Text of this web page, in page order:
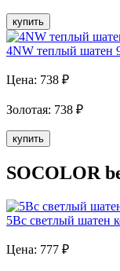
купить
4NW теплый шатен
Цена: 738 ₽
Золотая: 738 ₽
купить
SOCOLOR
5Bc светлый шатен
Цена: 777 ₽